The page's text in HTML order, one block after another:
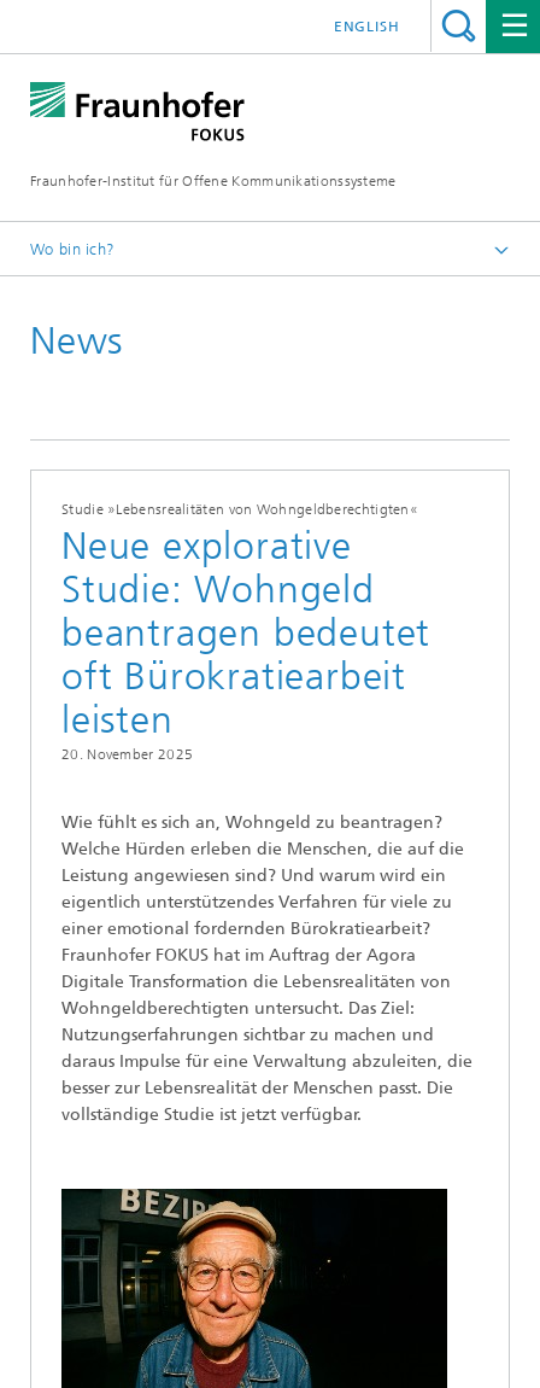
Fraunhofer-Institut für Offene Kommunikationssysteme
ENGLISH
Wo bin ich?
News
Studie »Lebensrealitäten von Wohngeldberechtigten«
Neue explorative
Studie: Wohngeld
beantragen bedeutet
oft Bürokratiearbeit
leisten
20. November 2025
Wie fühlt es sich an, Wohngeld zu beantragen?
Welche Hürden erleben die Menschen, die auf die
Leistung angewiesen sind? Und warum wird ein
eigentlich unterstützendes Verfahren für viele zu
einer emotional fordernden Bürokratiearbeit?
Fraunhofer FOKUS hat im Auftrag der Agora
Digitale Transformation die Lebensrealitäten von
Wohngeldberechtigten untersucht. Das Ziel:
Nutzungserfahrungen sichtbar zu machen und
daraus Impulse für eine Verwaltung abzuleiten, die
besser zur Lebensrealität der Menschen passt. Die
vollständige Studie ist jetzt verfügbar.